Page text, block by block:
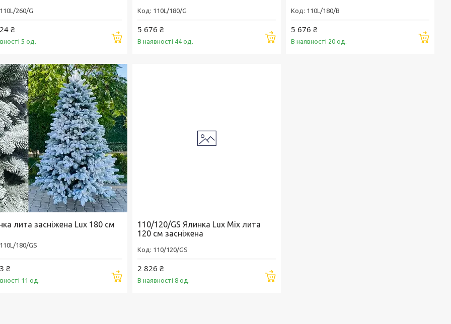
110L/260/G
₴
5 од. Купити
110L/180/G
5 676 ₴
В наявності 44 од. Купити
110L/180/B
5 676 ₴
В наявності 20 од.
лита засніжена Lux 180 см
110L/180/GS
₴
11 од. Купити
110/120/GS Ялинка Lux Mix лита
120 см засніжена
110/120/GS
2 826 ₴
В наявності 8 од.